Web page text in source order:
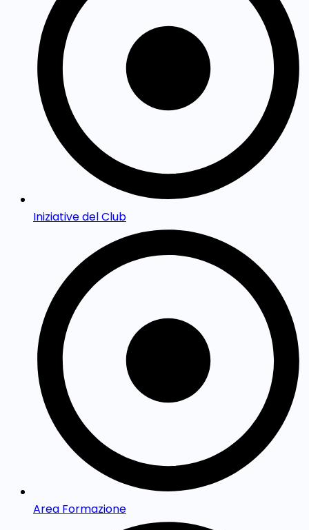
Iniziative del Club
Area Formazione